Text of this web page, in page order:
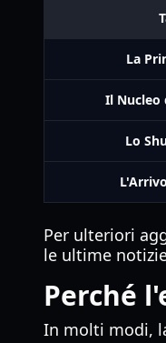
La
Il Nucleo
Lo
Per ulteriori
le ultime
Perché
In molti modi,